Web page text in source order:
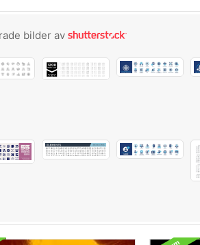
bilder av